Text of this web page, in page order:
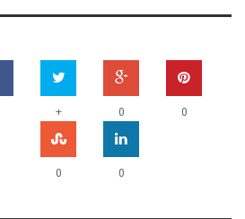
+ 0 0
0 0